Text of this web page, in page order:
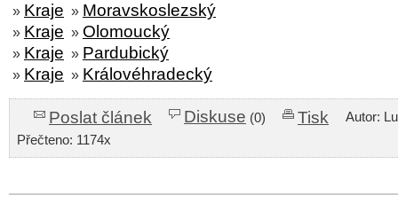
» Kraje » Moravskoslezský
» Kraje » Olomoucký
» Kraje » Pardubický
» Kraje » Královéhradecký
Poslat článek Diskuse (0) Tisk
Autor:
Přečteno: 1174x